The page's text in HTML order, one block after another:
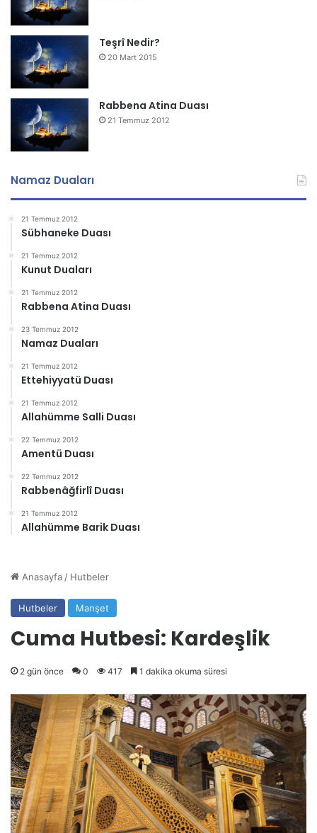
Teşrî Nedir?
20 Mart 2015
Rabbena Atina Duası
21 Temmuz 2012
Namaz Duaları
21 Temmuz 2012
Sübhaneke Duası
21 Temmuz 2012
Kunut Duaları
21 Temmuz 2012
Rabbena Atina Duası
23 Temmuz 2012
Namaz Duaları
21 Temmuz 2012
Ettehiyyatü Duası
21 Temmuz 2012
Allahümme Salli Duası
22 Temmuz 2012
Amentü Duası
22 Temmuz 2012
Rabbenâğfirlî Duası
21 Temmuz 2012
Allahümme Barik Duası